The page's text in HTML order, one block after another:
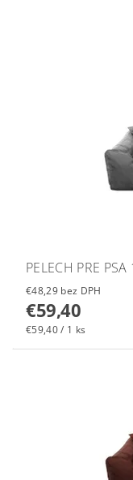
PELECH PRE
€48,29 bez DPH
€59,40
€59,40 / 1 ks